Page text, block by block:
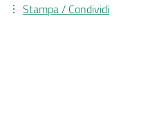
Stampa / Condividi